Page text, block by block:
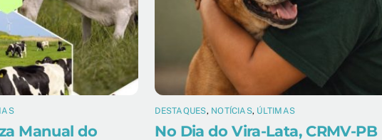
Manual do
DESTAQUES, NOTÍCIAS, ÚLTIMAS
No Dia do Vira-Lata, CRMV-PB